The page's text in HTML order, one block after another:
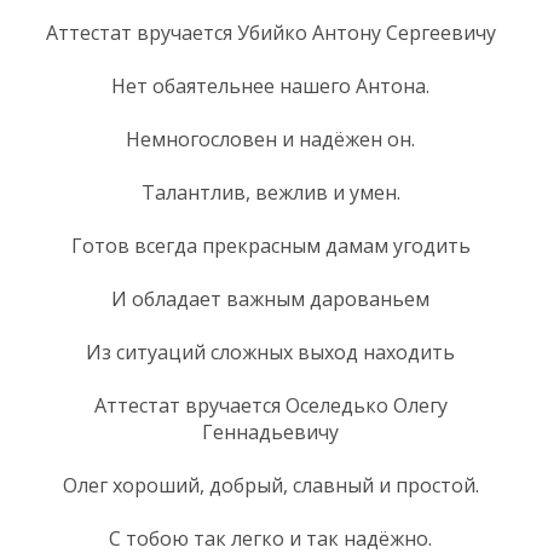
Аттестат вручается Убийко Антону Сергеевичу
Нет обаятельнее нашего Антона.
Немногословен и надёжен он.
Талантлив, вежлив и умен.
Готов всегда прекрасным дамам угодить
И обладает важным дарованьем
Из ситуаций сложных выход находить
Аттестат вручается Оселедько Олегу
Геннадьевичу
Олег хороший, добрый, славный и простой.
С тобою так легко и так надёжно.